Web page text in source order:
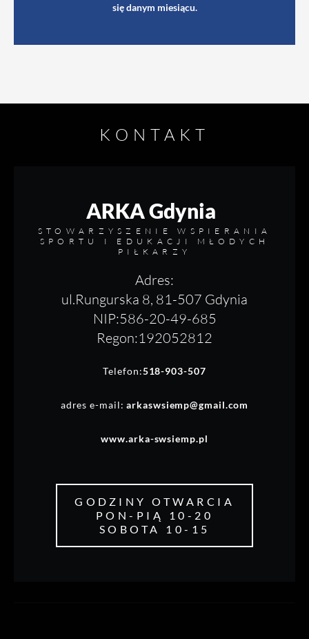
się danym miesiącu.
KONTAKT
ARKA Gdynia
STOWARZYSZENIE WSPIERANIA
SPORTU I EDUKACJI MŁODYCH
PIŁKARZY
Adres:
ul.Rungurska 8, 81-507 Gdynia
NIP:586-20-49-685
Regon:192052812
Telefon:518-903-507
adres e-mail:arkaswsiemp@gmail.com
www.arka-swsiemp.pl
GODZINY OTWARCIA
PON-PIĄ 10-20
SOBOTA 10-15